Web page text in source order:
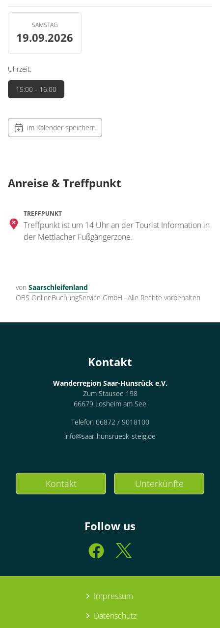
SAMSTAG
19.09.2026
Uhrzeit:
15:00 - 16:00
im Kalender speichern
Anreise & Treffpunkt
TREFFPUNKT
Treffpunkt ist um 14 Uhr an der Tourist Information in
der Mettlacher Fußgängerzone.
von Saarschleifenland
OBS OnlineBuchungService GmbH · Alle Rechte vorbehalten
Kontakt
Wanderregion Saar-Hunsrück e.V.
Zum Stausee 198
66679 Losheim am See
Telefon 06872 / 9018100
info@saar-hunsrueck-steig.de
Kontakt Unterkünfte
Follow us
Impressum
Datenschutz